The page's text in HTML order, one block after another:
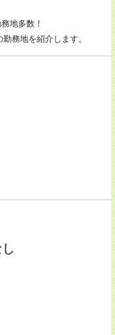
地多数！
務地を紹介します。